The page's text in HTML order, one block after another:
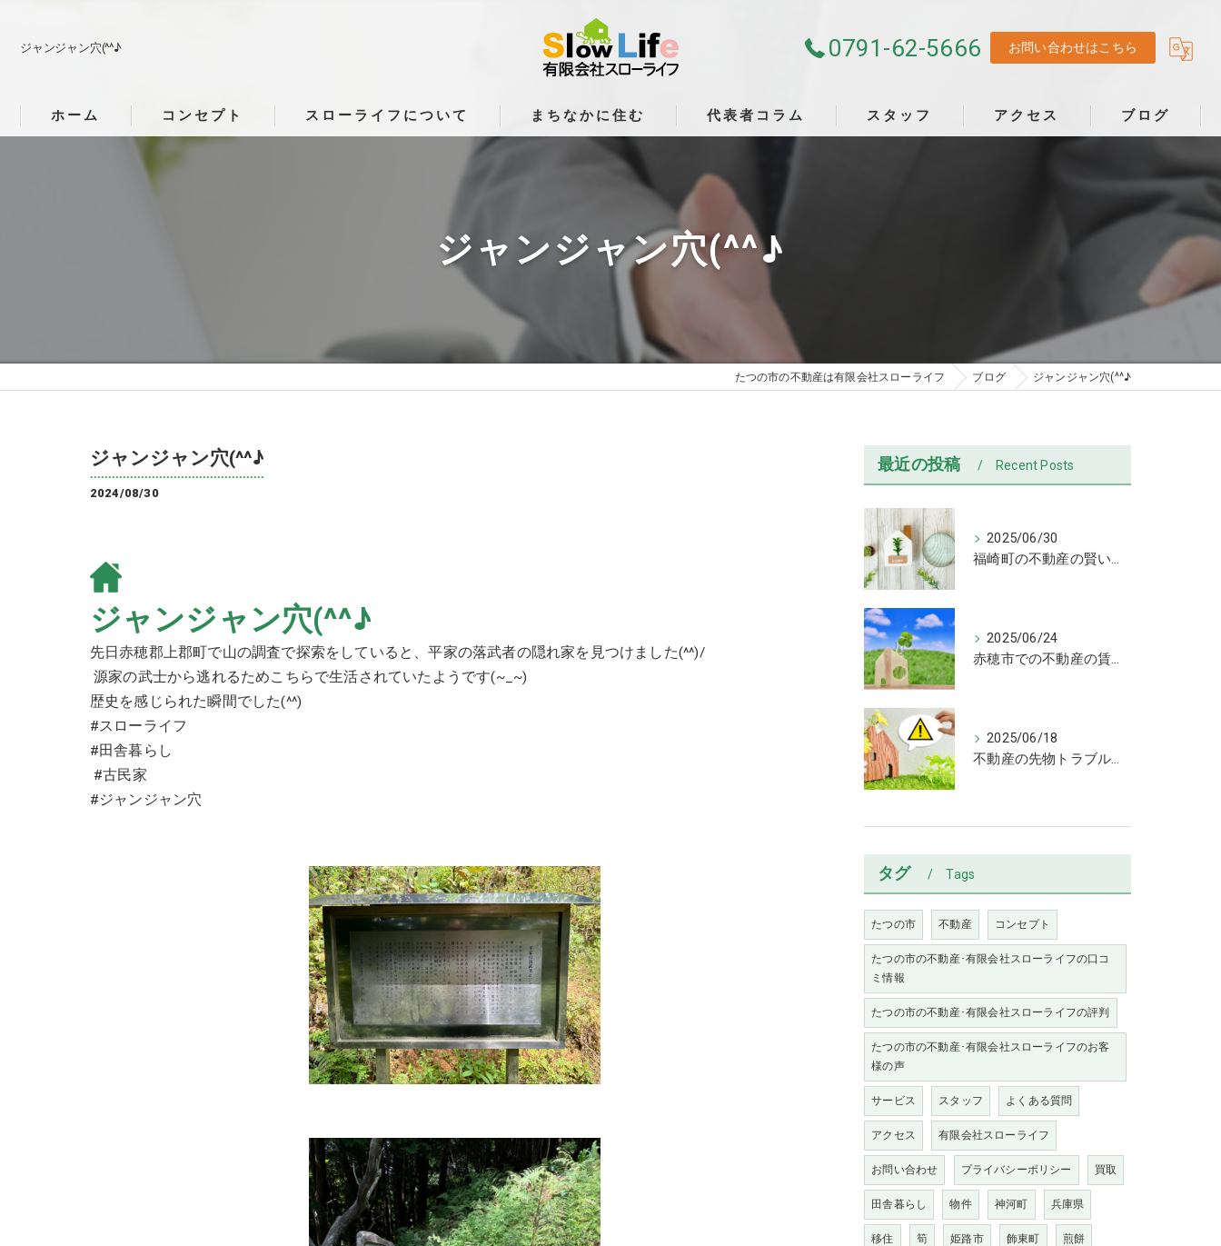
ジャンジャン穴(^^♪ 0791-62-5666 お問い合わせはこちら
ホーム コンセプト スローライフについて まちなかに住む 代表者コラム スタッフ アクセス ブログ
ジャンジャン穴(^^♪
たつの市の不動産は有限会社スローライフ ブログ ジャンジャン穴(^^♪
ジャンジャン穴(^^♪
2024/08/30
ジャンジャン穴(^^♪
先日赤穂郡上郡町で山の調査で探索をしていると、平家の落武者の隠れ家を見つけました(^^)/
源家の武士から逃れるためこちらで生活されていたようです(~_~)
歴史を感じられた瞬間でした(^^)
#スローライフ
#田舎暮らし
#古民家
#ジャンジャン穴
最近の投稿 Recent Posts
2025/06/30
福崎町の不動産の賢い選び方！失敗しない売買と物件チェック術解説
2025/06/24
赤穂市での不動産の賃貸と売買比較！物件タイプ別選び方ガイド
2025/06/18
不動産の先物トラブルに注意！違法広告と賃貸物件の見抜き方
タグ Tags
たつの市 不動産 コンセプト
たつの市の不動産･有限会社スローライフの口コ
ミ情報
たつの市の不動産･有限会社スローライフの評判
たつの市の不動産･有限会社スローライフのお客
様の声
サービス スタッフ よくある質問
アクセス 有限会社スローライフ
お問い合わせ プライバシーポリシー 買取
田舎暮らし 物件 神河町 兵庫県
移住 筍 姫路市 飾東町 煎餅